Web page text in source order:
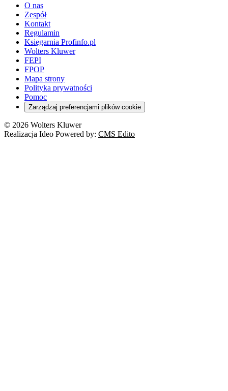
O nas
Zespół
Kontakt
Regulamin
Księgarnia Profinfo.pl
Wolters Kluwer
FEPI
FPOP
Mapa strony
Polityka prywatności
Pomoc
Zarządzaj preferencjami plików cookie
© 2026 Wolters Kluwer
Realizacja Ideo Powered by: CMS Edito